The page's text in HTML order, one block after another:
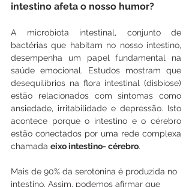
intestino afeta o nosso humor?
A microbiota intestinal, conjunto de
bactérias que habitam no nosso intestino,
desempenha um papel fundamental na
saúde emocional. Estudos mostram que
desequilíbrios na flora intestinal (disbiose)
estão relacionados com sintomas como
ansiedade, irritabilidade e depressão. Isto
acontece porque o intestino e o cérebro
estão conectados por uma rede complexa
chamada eixo intestino- cérebro.
Mais de 90% da serotonina é produzida no
intestino. Assim, podemos afirmar que